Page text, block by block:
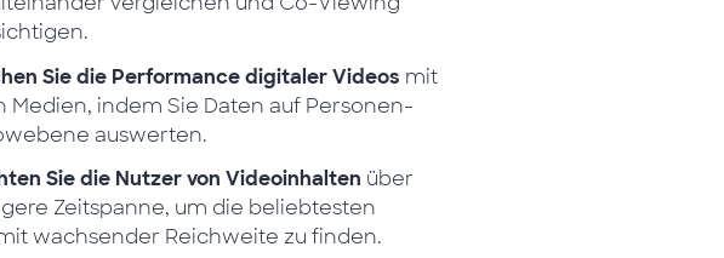
Sie die Performance digitaler Videos mit
Medien, indem Sie Daten auf Personen-
auswerten.
Sie die Nutzer von Videoinhalten über
Zeitspanne, um die beliebtesten
wachsender Reichweite zu finden.